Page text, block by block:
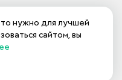
—
нужно для лучшей
сайтом, вы